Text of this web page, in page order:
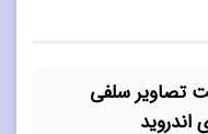
تصاویر سلفی